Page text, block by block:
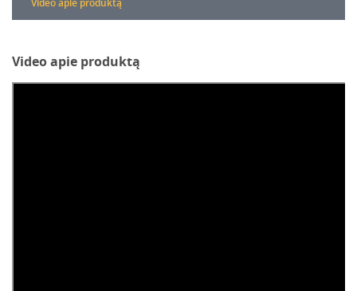
Video apie produktą
Video apie produktą